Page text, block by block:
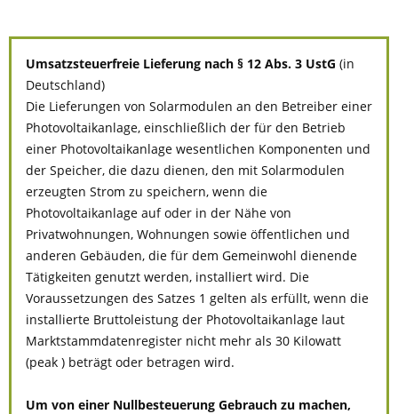
Umsatzsteuerfreie Lieferung nach § 12 Abs. 3 UstG (in
Deutschland)
Die Lieferungen von Solarmodulen an den Betreiber einer
Photovoltaikanlage, einschließlich der für den Betrieb
einer Photovoltaikanlage wesentlichen Komponenten und
der Speicher, die dazu dienen, den mit Solarmodulen
erzeugten Strom zu speichern, wenn die
Photovoltaikanlage auf oder in der Nähe von
Privatwohnungen, Wohnungen sowie öffentlichen und
anderen Gebäuden, die für dem Gemeinwohl dienende
Tätigkeiten genutzt werden, installiert wird. Die
Voraussetzungen des Satzes 1 gelten als erfüllt, wenn die
installierte Bruttoleistung der Photovoltaikanlage laut
Marktstammdatenregister nicht mehr als 30 Kilowatt
(peak ) beträgt oder betragen wird.
Um von einer Nullbesteuerung Gebrauch zu machen,